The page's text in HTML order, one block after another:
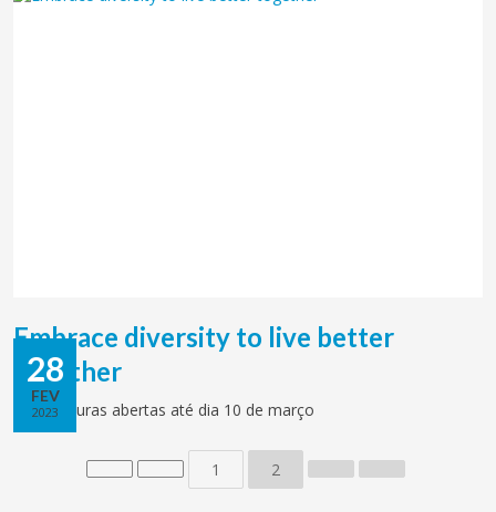
28
FEV
2023
Embrace diversity to live better
together
Candidaturas abertas até dia 10 de março
1 2